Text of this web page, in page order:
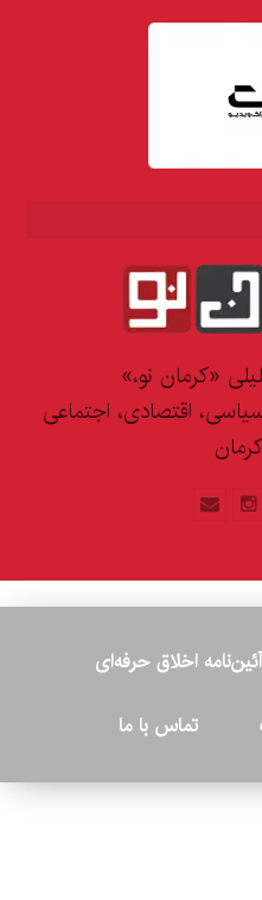
«کرمان نو،»
اقتصادی، اجتماعی
آئین‌نامه اخلاق حرفه‌ای
تماس با ما